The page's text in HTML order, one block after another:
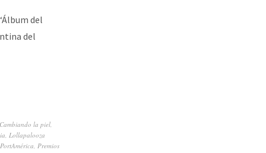
del
del
Cambiando la piel,
, Lollapalooza
PortAmérica, Premios